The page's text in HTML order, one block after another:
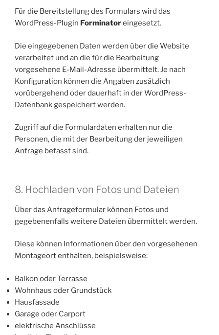
Für die Bereitstellung des Formulars wird das
WordPress-Plugin Forminatoreingesetzt.
Die eingegebenen Daten werden über die Website
verarbeitet und an die für die Bearbeitung
vorgesehene E-Mail-Adresse übermittelt. Je nach
Konfiguration können die Angaben zusätzlich
vorübergehend oder dauerhaft in der WordPress-
Datenbank gespeichert werden.
Zugriff auf die Formulardaten erhalten nur die
Personen, die mit der Bearbeitung der jeweiligen
Anfrage befasst sind.
8. Hochladen von Fotos und Dateien
Über das Anfrageformular können Fotos und
gegebenenfalls weitere Dateien übermittelt werden.
Diese können Informationen über den vorgesehenen
Montageort enthalten, beispielsweise:
Balkon oder Terrasse
Wohnhaus oder Grundstück
Hausfassade
Garage oder Carport
elektrische Anschlüsse